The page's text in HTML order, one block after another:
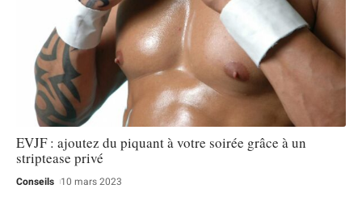
EVJF : ajoutez du piquant à votre soirée grâce à un
striptease privé
Conseils 10 mars 2023